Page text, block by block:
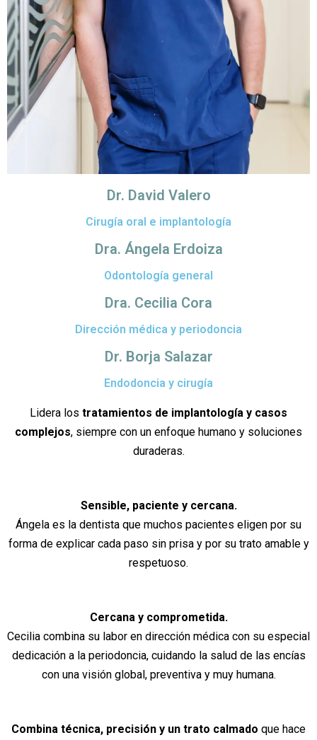
Dr. David Valero
Cirugía oral e implantología
Dra. Ángela Erdoiza
Odontología general
Dra. Cecilia Cora
Dirección médica y periodoncia
Dr. Borja Salazar
Endodoncia y cirugía
Lidera los tratamientos de implantología y casos
complejos, siempre con un enfoque humano y soluciones
duraderas.
Sensible, paciente y cercana.
Ángela es la dentista que muchos pacientes eligen por su
forma de explicar cada paso sin prisa y por su trato amable y
respetuoso.
Cercana y comprometida.
Cecilia combina su labor en dirección médica con su especial
dedicación a la periodoncia, cuidando la salud de las encías
con una visión global, preventiva y muy humana.
Combina técnica, precisión y un trato calmado que hace